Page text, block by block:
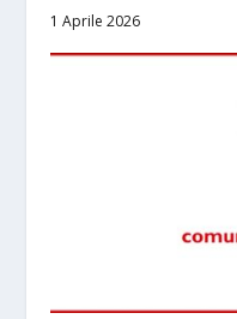
1 Aprile 2026